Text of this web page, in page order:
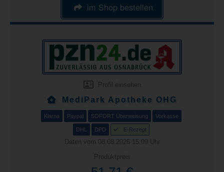
im Shop bestellen
Profil einsehen
MediPark Apotheke OHG
Klarna Paypal SOFORT Überweisung Vorkasse
DHL DPD E-Rezept
Daten vom 08.08.2026 15:09 Uhr
Produktpreis